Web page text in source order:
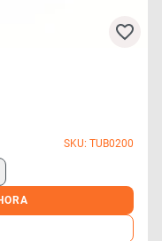
SKU: TUB0200